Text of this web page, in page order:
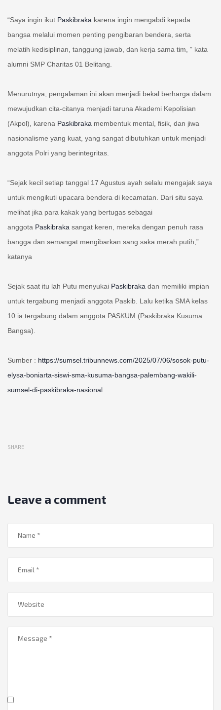
“Saya ingin ikut Paskibraka karena ingin mengabdi kepada
bangsa melalui momen penting pengibaran bendera, serta
melatih kedisiplinan, tanggung jawab, dan kerja sama tim, ” kata
alumni SMP Charitas 01 Belitang.
Menurutnya, pengalaman ini akan menjadi bekal berharga dalam
mewujudkan cita-citanya menjadi taruna Akademi Kepolisian
(Akpol), karena Paskibraka membentuk mental, fisik, dan jiwa
nasionalisme yang kuat, yang sangat dibutuhkan untuk menjadi
anggota Polri yang berintegritas.
“Sejak kecil setiap tanggal 17 Agustus ayah selalu mengajak saya
untuk mengikuti upacara bendera di kecamatan. Dari situ saya
melihat jika para kakak yang bertugas sebagai
anggota Paskibraka sangat keren, mereka dengan penuh rasa
bangga dan semangat mengibarkan sang saka merah putih,”
katanya
Sejak saat itu lah Putu menyukai Paskibraka dan memiliki impian
untuk tergabung menjadi anggota Paskib. Lalu ketika SMA kelas
10 ia tergabung dalam anggota PASKUM (Paskibraka Kusuma
Bangsa).
Sumber : https://sumsel.tribunnews.com/2025/07/06/sosok-putu-
elysa-boniarta-siswi-sma-kusuma-bangsa-palembang-wakili-
sumsel-di-paskibraka-nasional
SHARE
Leave a comment